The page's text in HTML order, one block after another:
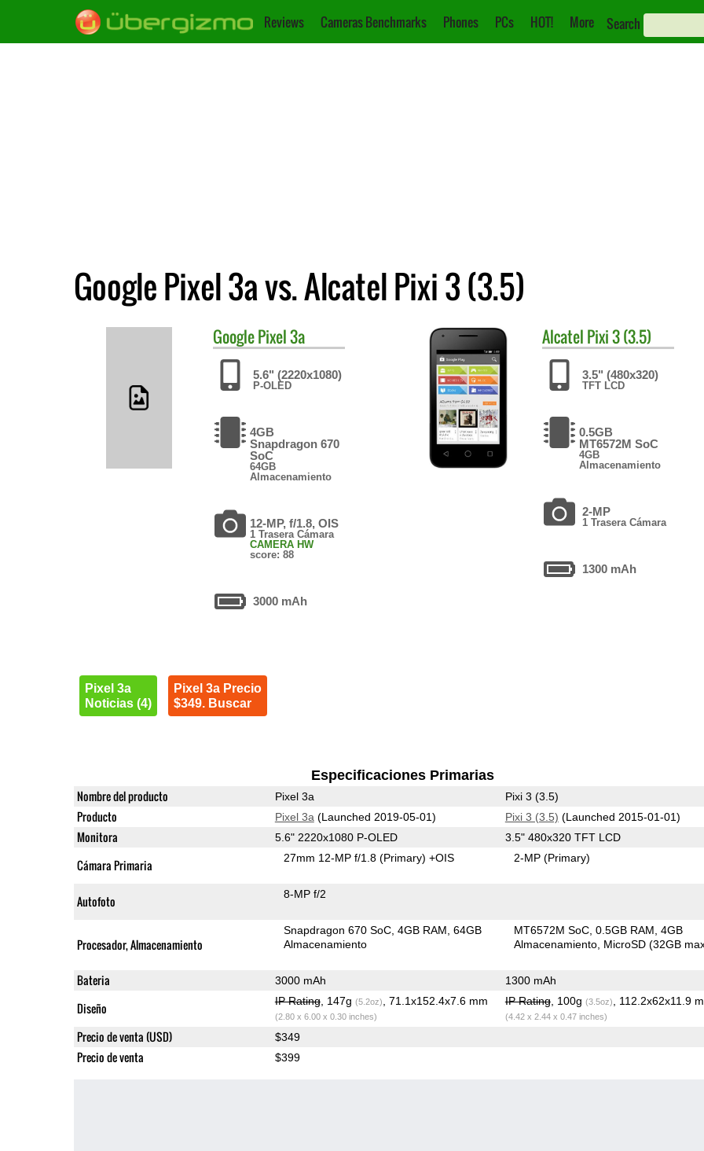
Reviews Cameras Benchmarks Phones PCs HOT! More Search
Google Pixel 3a vs. Alcatel Pixi 3 (3.5)
GooglePixel 3a
5.6" (2220x1080)
P-OLED
4GB
Snapdragon 670
SoC
64GB
Almacenamiento
12-MP, f/1.8, OIS
1 Trasera Cámara
CAMERA HW
score: 88
3000 mAh
Pixel 3a
Noticias (4)
Pixel 3a Precio
$349. Buscar
Alcatel Pixi 3 (3.5)
3.5" (480x320)
TFT LCD
0.5GB
MT6572M SoC
4GB
Almacenamiento
2-MP
1 Trasera Cámara
1300 mAh
Especificaciones Primarias
Nombre del producto Pixel 3a Pixi 3 (3.5)
Producto Pixel 3a (Launched 2019-05-01) Pixi 3 (3.5) (Launched 2015-01-01)
Monitora 5.6" 2220x1080 P-OLED 3.5" 480x320 TFT LCD
Cámara Primaria 27mm 12-MP f/1.8(Primary) +OIS 2-MP(Primary)
Autofoto 8-MP f/2
Procesador, Almacenamiento
Snapdragon 670 SoC 4GB RAM 64GB
Almacenamiento
MT6572M SoC 0.5GB RAM 4GB
Almacenamiento MicroSD (32GB
Bateria 3000 mAh 1300 mAh
Diseño IP Rating, 147g (5.2oz) , 71.1x152.4x7.6 mm
(2.80 x 6.00 x 0.30 inches)
IP Rating, 100g (3.5oz) , 112.2x62x11.9
(4.42 x 2.44 x 0.47 inches)
Precio de venta (USD) $349
Precio de venta $399